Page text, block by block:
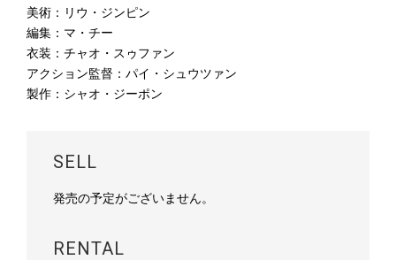
美術：リウ・ジンピン
編集：マ・チー
衣装：チャオ・スゥファン
アクション監督：パイ・シュウツァン
製作：シャオ・ジーポン
SELL
発売の予定がございません。
RENTAL